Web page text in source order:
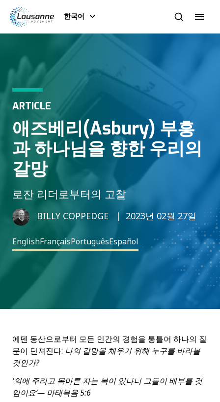
한국어
ARTICLE
애즈베리(Asbury) 부흥
과 하나님을 향한 우리의
갈망
로잔 리더로부터의 고찰
BILLY COPPEDGE 2023년 02월 27일
EnglishFrançaisPortuguêsEspañol
에덴 동산으로부터 모든 인간의 경험을 통틀어 하나의 질
문이 던져진다: 나의 갈망을 채우기 위해 누구를 바라볼
것인가?
‘의에 주리고 목마른 자는 복이 있나니 그들이 배부를 것
임이요’— 마태복음 5:6